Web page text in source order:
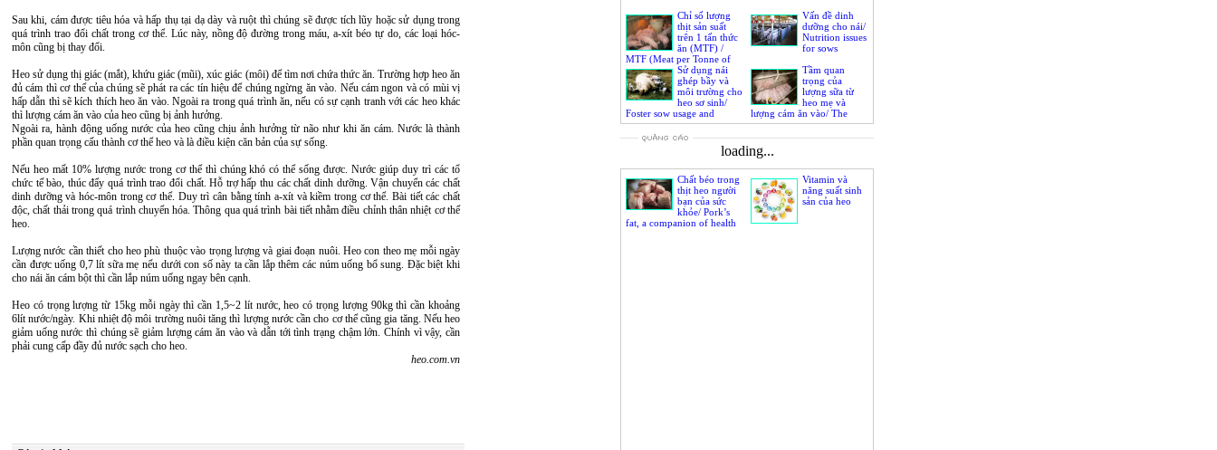
Sau khi, cám được tiêu hóa và hấp thụ tại dạ dày và ruột thì chúng sẽ được tích lũy hoặc sử dụng trong
quá trình trao đổi chất trong cơ thể. Lúc này, nồng độ đường trong máu, a-xít béo tự do, các loại hóc-
môn cũng bị thay đổi.
Heo sử dụng thị giác (mắt), khứu giác (mũi), xúc giác (môi) để tìm nơi chứa thức ăn. Trường hợp heo ăn
đủ cám thì cơ thể của chúng sẽ phát ra các tín hiệu để chúng ngừng ăn vào. Nếu cám ngon và có mùi vị
hấp dẫn thì sẽ kích thích heo ăn vào. Ngoài ra trong quá trình ăn, nếu có sự cạnh tranh với các heo khác
thì lượng cám ăn vào của heo cũng bị ảnh hưởng.
Ngoài ra, hành động uống nước của heo cũng chịu ảnh hưởng từ não như khi ăn cám. Nước là thành
phần quan trọng cấu thành cơ thể heo và là điều kiện căn bản của sự sống.
Nếu heo mất 10% lượng nước trong cơ thể thì chúng khó có thể sống được. Nước giúp duy trì các tổ
chức tế bào, thúc đẩy quá trình trao đổi chất. Hỗ trợ hấp thu các chất dinh dưỡng. Vận chuyển các chất
dinh dưỡng và hóc-môn trong cơ thể. Duy trì cân bằng tính a-xít và kiềm trong cơ thể. Bài tiết các chất
độc, chất thải trong quá trình chuyển hóa. Thông qua quá trình bài tiết nhằm điều chỉnh thân nhiệt cơ thể
heo.
Lượng nước cần thiết cho heo phù thuộc vào trọng lượng và giai đoạn nuôi. Heo con theo mẹ mỗi ngày
cần được uống 0,7 lít sữa mẹ nếu dưới con số này ta cần lắp thêm các núm uống bổ sung. Đặc biệt khi
cho nái ăn cám bột thì cần lắp núm uống ngay bên cạnh.
Heo có trọng lượng từ 15kg mỗi ngày thì cần 1,5~2 lít nước, heo có trọng lượng 90kg thì cần khoảng
6lít nước/ngày. Khi nhiệt độ môi trường nuôi tăng thì lượng nước cần cho cơ thể cũng gia tăng. Nếu heo
giảm uống nước thì chúng sẽ giảm lượng cám ăn vào và dẫn tới tình trạng chậm lớn. Chính vì vậy, cần
phải cung cấp đầy đủ nước sạch cho heo.
heo.com.vn
Vấn đề dinh
dưỡng cho nái/
Nutrition issues
for sows
Chỉ số lượng
thịt sản suất
trên 1 tấn thức
ăn (MTF) /
MTF (Meat per Tonne of
Feed) index
Tầm quan
trọng của
lượng sữa từ
heo mẹ và
lượng cám ăn vào/ The
importance of sow’s milk
Sử dụng nái
ghép bầy và
môi trường cho
heo sơ sinh/
Foster sow usage and
environment for neonatal
piglet
loading...
Vitamin và
năng suất sinh
sản của heo
Chất béo trong
thịt heo người
bạn của sức
khỏe/ Pork’s
fat, a companion of health